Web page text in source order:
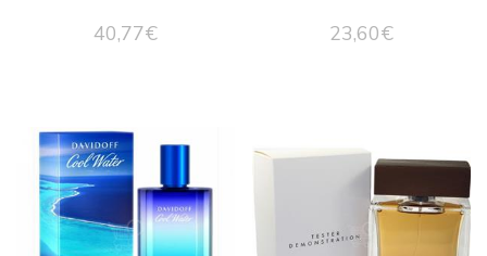
40,77€ 23,60€